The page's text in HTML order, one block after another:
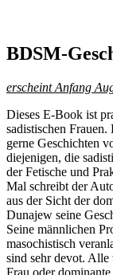
BDSM-
erscheint Anfang
Dieses E-Book ist
sadistischen
gerne Geschichten
diejenigen, die
der Fetische und
Mal schreibt der
aus der Sicht der
Dunajew seine
Seine männlichen
masochistisch
sind sehr devot. Alle
Frau oder